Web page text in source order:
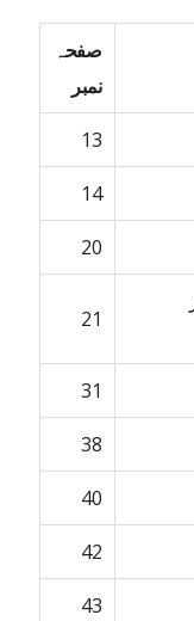
صفحہ
نمبر
13
14
20
21
31
38
40
42
43